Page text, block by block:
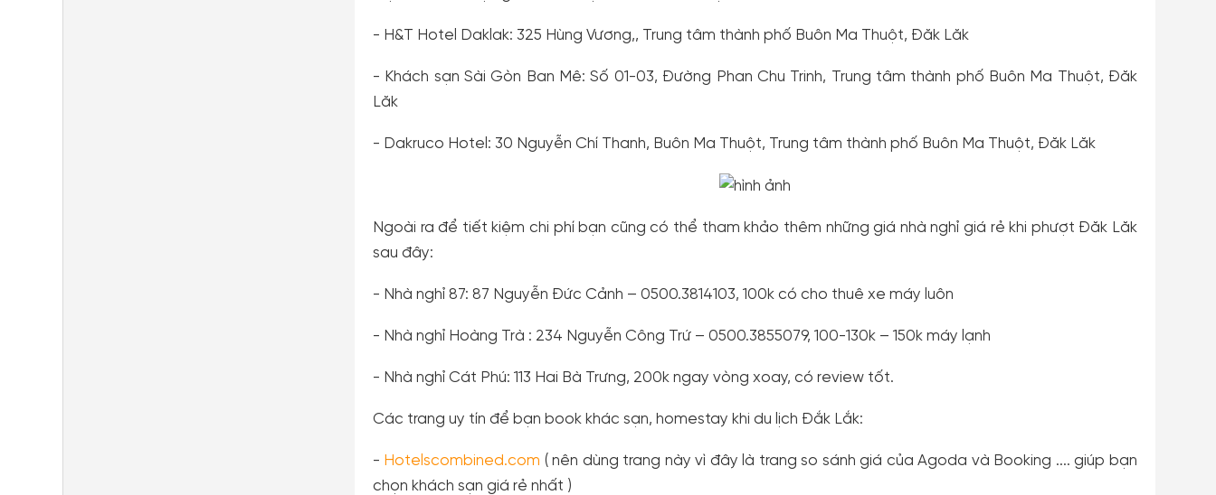
- H&T Hotel Daklak: 325 Hùng Vương,, Trung tâm thành phố Buôn Ma Thuột, Đăk Lăk
- Khách sạn Sài Gòn Ban Mê: Số 01-03, Đường Phan Chu Trinh, Trung tâm thành phố Buôn Ma Thuột, Đăk
Lăk
- Dakruco Hotel: 30 Nguyễn Chí Thanh, Buôn Ma Thuột, Trung tâm thành phố Buôn Ma Thuột, Đăk Lăk
Ngoài ra để tiết kiệm chi phí bạn cũng có thể tham khảo thêm những giá nhà nghỉ giá rẻ khi phượt Đăk Lăk
sau đây:
- Nhà nghỉ 87: 87 Nguyễn Đức Cảnh – 0500.3814103, 100k có cho thuê xe máy luôn
- Nhà nghỉ Hoàng Trà : 234 Nguyễn Công Trứ – 0500.3855079, 100-130k – 150k máy lạnh
- Nhà nghỉ Cát Phú: 113 Hai Bà Trưng, 200k ngay vòng xoay, có review tốt.
Các trang uy tín để bạn book khác sạn, homestay khi du lịch Đắk Lắk:
- Hotelscombined.com ( nên dùng trang này vì đây là trang so sánh giá của Agoda và Booking .... giúp bạn
chọn khách sạn giá rẻ nhất )